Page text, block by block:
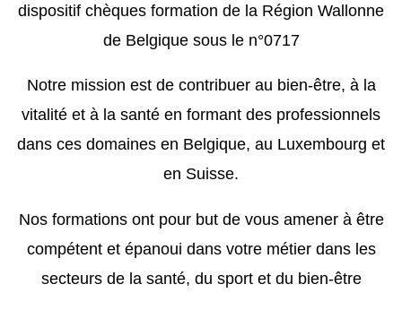
dispositif chèques formation de la Région Wallonne
de Belgique sous le n°0717
Notre mission est de contribuer au bien-être, à la
vitalité et à la santé en formant des professionnels
dans ces domaines en Belgique, au Luxembourg et
en Suisse.
Nos formations ont pour but de vous amener à être
compétent et épanoui dans votre métier dans les
secteurs de la santé, du sport et du bien-être